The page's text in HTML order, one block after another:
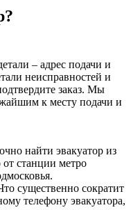
– адрес подачи и
неисправностей и
заказ. Мы
к месту подачи и
найти эвакуатор из
станции метро
существенно сократит
телефону эвакуатора,